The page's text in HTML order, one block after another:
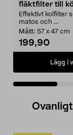
fläktfilter till
Effektivt kolfilter
matos och ...
Mått: 57 x 47 cm
199,90
Lägg i